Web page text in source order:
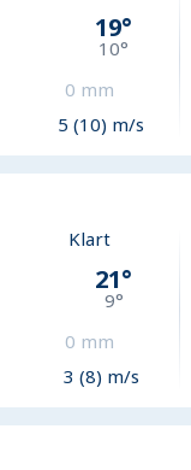
19°
10°
0 mm
5 (10) m/s
Klart
21°
9°
0 mm
3 (8) m/s